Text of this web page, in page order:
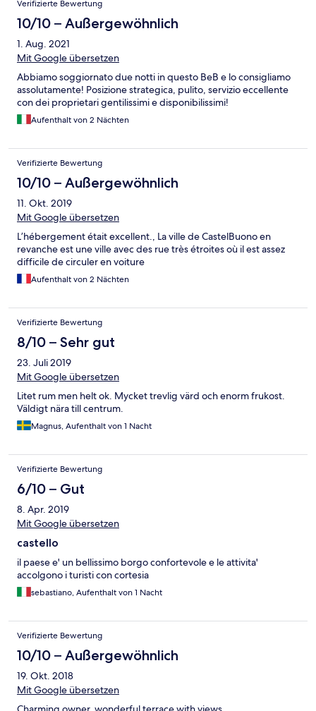
Verifizierte Bewertung
10/10 – Außergewöhnlich
1. Aug. 2021
Mit Google übersetzen
Abbiamo soggiornato due notti in questo BeB e lo consigliamo
assolutamente! Posizione strategica, pulito, servizio eccellente
con dei proprietari gentilissimi e disponibilissimi!
Aufenthalt von 2 Nächten
Verifizierte Bewertung
10/10 – Außergewöhnlich
11. Okt. 2019
Mit Google übersetzen
L’hébergement était excellent., La ville de CastelBuono en
revanche est une ville avec des rue très étroites où il est assez
difficile de circuler en voiture
Aufenthalt von 2 Nächten
Verifizierte Bewertung
8/10 – Sehr gut
23. Juli 2019
Mit Google übersetzen
Litet rum men helt ok. Mycket trevlig värd och enorm frukost.
Väldigt nära till centrum.
Magnus, Aufenthalt von 1 Nacht
Verifizierte Bewertung
6/10 – Gut
8. Apr. 2019
Mit Google übersetzen
castello
il paese e' un bellissimo borgo confortevole e le attivita'
accolgono i turisti con cortesia
sebastiano, Aufenthalt von 1 Nacht
Verifizierte Bewertung
10/10 – Außergewöhnlich
19. Okt. 2018
Mit Google übersetzen